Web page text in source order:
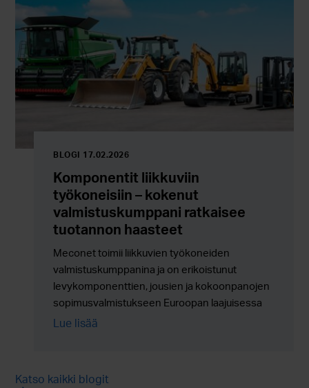
BLOGI 17.02.2026
Komponentit liikkuviin
työkoneisiin – kokenut
valmistuskumppani ratkaisee
tuotannon haasteet
Meconet toimii liikkuvien työkoneiden
valmistuskumppanina ja on erikoistunut
levykomponenttien, jousien ja kokoonpanojen
sopimusvalmistukseen Euroopan laajuisessa
sarjatuotannossa.
Lue lisää
Katso kaikki blogit